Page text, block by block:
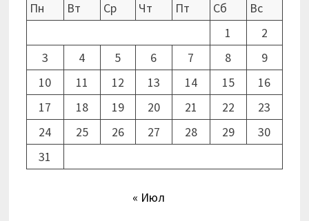
Пн
Вт Ср Чт Пт Сб
Вс
1
2
3
4 5 6 7 8
9
10
11 12 13 14 15
16
17
18 19 20 21 22
23
24
25 26 27 28 29
30
31
« Июл